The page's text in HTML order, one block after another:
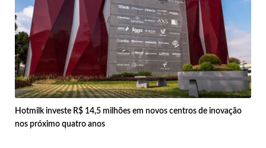
Hotmilk investe R$ 14,5 milhões em novos centros de inovação
nos próximo quatro anos